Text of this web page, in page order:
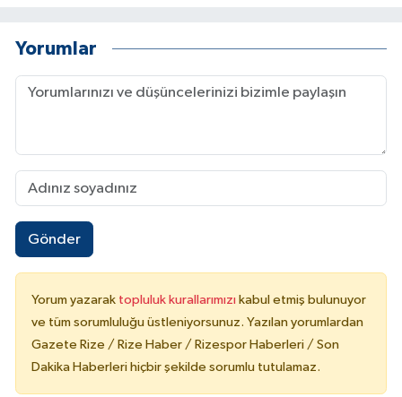
Yorumlar
Gönder
Yorum yazarak topluluk kurallarımızı kabul etmiş bulunuyor
ve tüm sorumluluğu üstleniyorsunuz. Yazılan yorumlardan
Gazete Rize / Rize Haber / Rizespor Haberleri / Son
Dakika Haberleri hiçbir şekilde sorumlu tutulamaz.